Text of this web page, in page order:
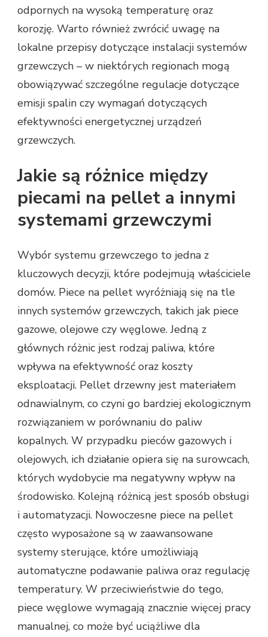
odpornych na wysoką temperaturę oraz
korozję. Warto również zwrócić uwagę na
lokalne przepisy dotyczące instalacji systemów
grzewczych – w niektórych regionach mogą
obowiązywać szczególne regulacje dotyczące
emisji spalin czy wymagań dotyczących
efektywności energetycznej urządzeń
grzewczych.
Jakie są różnice między
piecami na pellet a innymi
systemami grzewczymi
Wybór systemu grzewczego to jedna z
kluczowych decyzji, które podejmują właściciele
domów. Piece na pellet wyróżniają się na tle
innych systemów grzewczych, takich jak piece
gazowe, olejowe czy węglowe. Jedną z
głównych różnic jest rodzaj paliwa, które
wpływa na efektywność oraz koszty
eksploatacji. Pellet drzewny jest materiałem
odnawialnym, co czyni go bardziej ekologicznym
rozwiązaniem w porównaniu do paliw
kopalnych. W przypadku pieców gazowych i
olejowych, ich działanie opiera się na surowcach,
których wydobycie ma negatywny wpływ na
środowisko. Kolejną różnicą jest sposób obsługi
i automatyzacji. Nowoczesne piece na pellet
często wyposażone są w zaawansowane
systemy sterujące, które umożliwiają
automatyczne podawanie paliwa oraz regulację
temperatury. W przeciwieństwie do tego,
piece węglowe wymagają znacznie więcej pracy
manualnej, co może być uciążliwe dla